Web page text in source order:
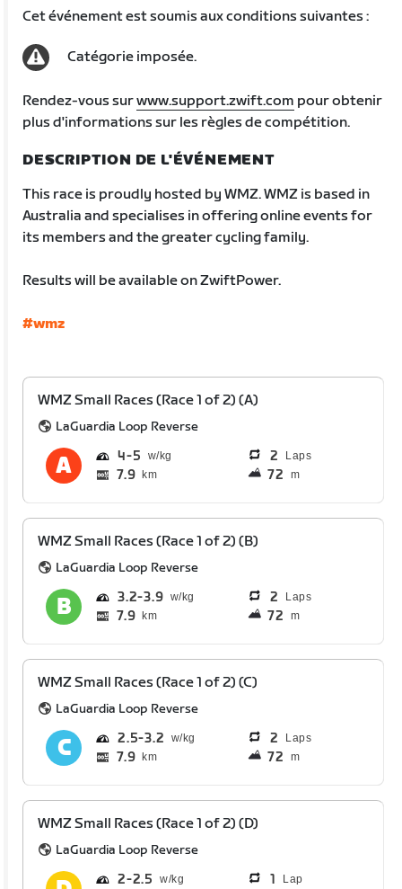
Cet événement est soumis aux conditions suivantes :
Catégorie imposée.
Rendez-vous surwww.support.zwift.com pour obtenir
plus d'informations sur les règles de compétition.
DESCRIPTION DE L'ÉVÉNEMENT
This race is proudly hosted by WMZ. WMZ is based in
Australia and specialises in offering online events for
its members and the greater cycling family.
Results will be available on ZwiftPower.
#wmz
WMZ Small Races (Race 1 of 2) (A)
LaGuardia Loop Reverse
4 5 2 Laps
7.9 km 72 m
WMZ Small Races (Race 1 of 2) (B)
LaGuardia Loop Reverse
3.2 3.9 2 Laps
7.9 km 72 m
WMZ Small Races (Race 1 of 2) (C)
LaGuardia Loop Reverse
2.5 3.2 2 Laps
7.9 km 72 m
WMZ Small Races (Race 1 of 2) (D)
LaGuardia Loop Reverse
2 2.5 1 Lap